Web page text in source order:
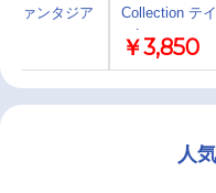
ファンタジア
Collection テ
／L
￥3,850
人